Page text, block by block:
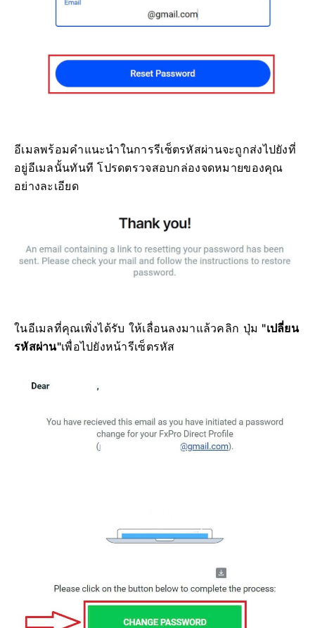
อีเมลพร้อมคำแนะนำในการรีเซ็ตรหัสผ่านจะถูกส่งไปยังที่
อยู่อีเมลนั้นทันที โปรดตรวจสอบกล่องจดหมายของคุณ
อย่างละเอียด
ในอีเมลที่คุณเพิ่งได้รับ ให้เลื่อนลงมาแล้วคลิก ปุ่ม "เปลี่ยน
รหัสผ่าน"เพื่อไปยังหน้ารีเซ็ตรหัส